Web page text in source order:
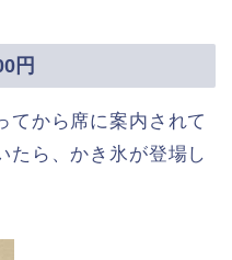
円
てから席に案内されて
たら、かき氷が登場し